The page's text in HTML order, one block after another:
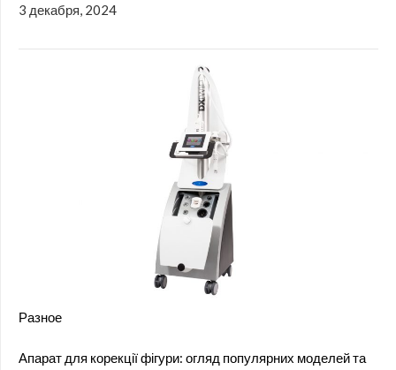
3 декабря, 2024
Разное
Апарат для корекції фігури: огляд популярних моделей та